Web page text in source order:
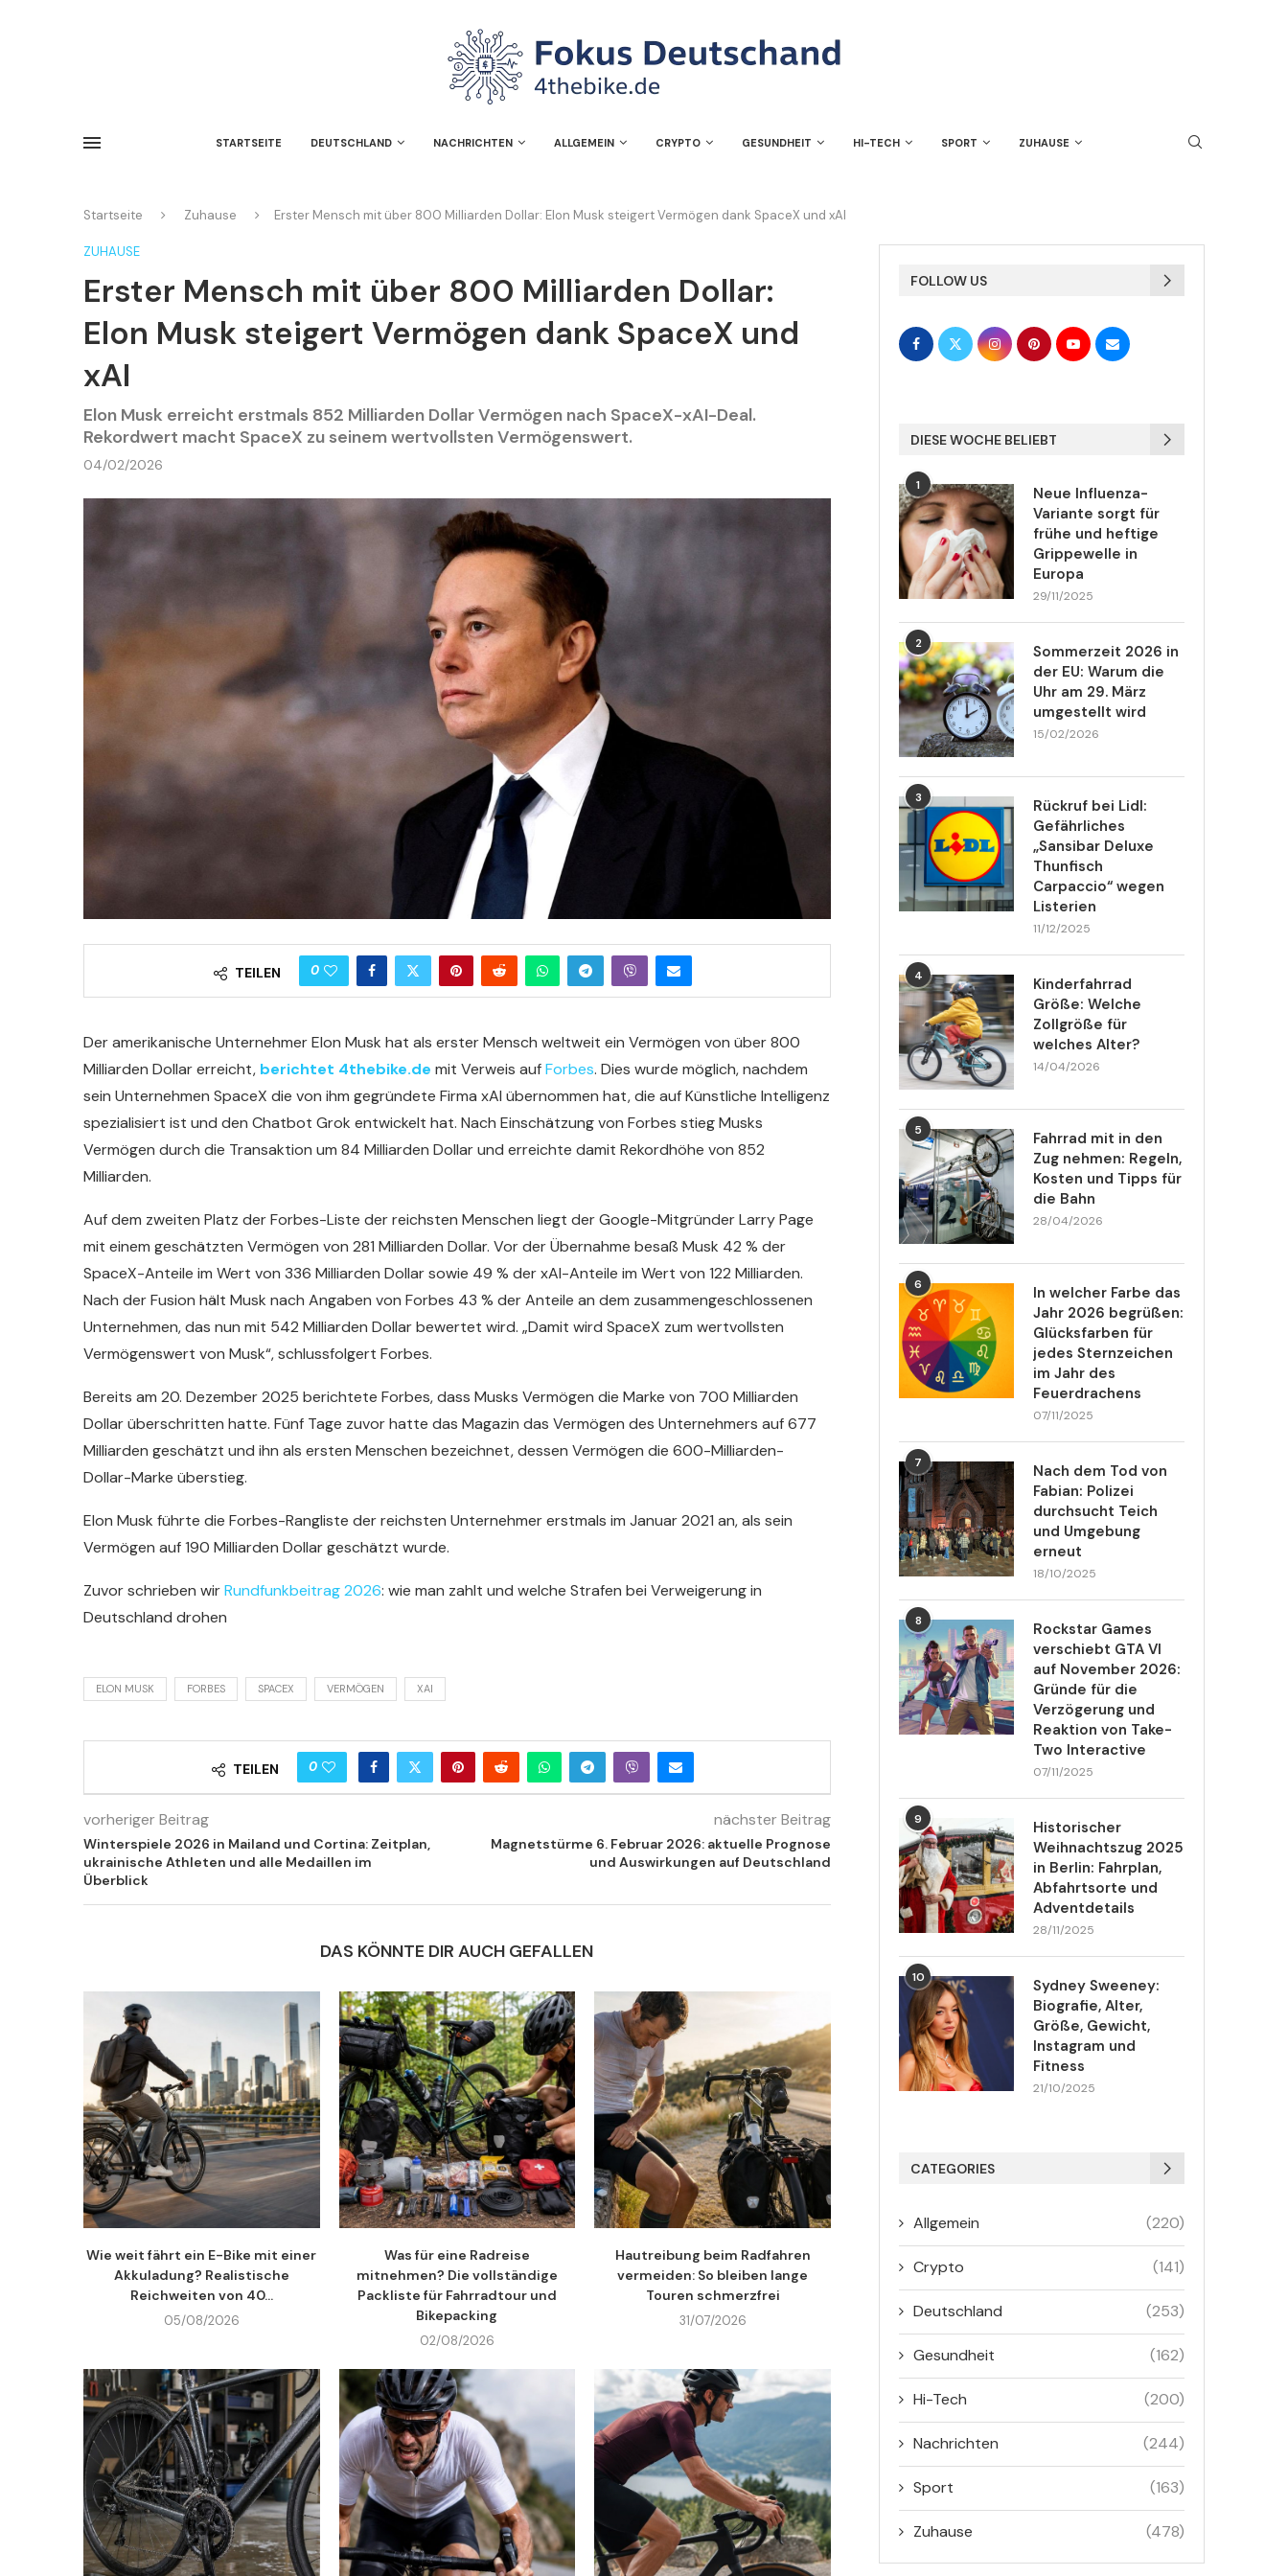
STARTSEITE DEUTSCHLAND NACHRICHTEN ALLGEMEIN CRYPTO GESUNDHEIT HI-TECH SPORT ZUHAUSE
Startseite Zuhause Erster Mensch mit über 800 Milliarden Dollar: Elon Musk steigert Vermögen dank SpaceX und xAI
ZUHAUSE
Erster Mensch mit über 800 Milliarden Dollar:
Elon Musk steigert Vermögen dank SpaceX und
xAI
Elon Musk erreicht erstmals 852 Milliarden Dollar Vermögen nach SpaceX-xAI-Deal.
Rekordwert macht SpaceX zu seinem wertvollsten Vermögenswert.
04/02/2026
TEILEN 0
Der amerikanische Unternehmer Elon Musk hat als erster Mensch weltweit ein Vermögen von über 800
Milliarden Dollar erreicht, berichtet 4thebike.de mit Verweis aufForbes. Dies wurde möglich, nachdem
sein Unternehmen SpaceX die von ihm gegründete Firma xAI übernommen hat, die auf Künstliche Intelligenz
spezialisiert ist und den Chatbot Grok entwickelt hat. Nach Einschätzung von Forbes stieg Musks
Vermögen durch die Transaktion um 84 Milliarden Dollar und erreichte damit Rekordhöhe von 852
Milliarden.
Auf dem zweiten Platz der Forbes-Liste der reichsten Menschen liegt der Google-Mitgründer Larry Page
mit einem geschätzten Vermögen von 281 Milliarden Dollar. Vor der Übernahme besaß Musk 42 % der
SpaceX-Anteile im Wert von 336 Milliarden Dollar sowie 49 % der xAI-Anteile im Wert von 122 Milliarden.
Nach der Fusion hält Musk nach Angaben von Forbes 43 % der Anteile an dem zusammengeschlossenen
Unternehmen, das nun mit 542 Milliarden Dollar bewertet wird. „Damit wird SpaceX zum wertvollsten
Vermögenswert von Musk“, schlussfolgert Forbes.
Bereits am 20. Dezember 2025 berichtete Forbes, dass Musks Vermögen die Marke von 700 Milliarden
Dollar überschritten hatte. Fünf Tage zuvor hatte das Magazin das Vermögen des Unternehmers auf 677
Milliarden geschätzt und ihn als ersten Menschen bezeichnet, dessen Vermögen die 600-Milliarden-
Dollar-Marke überstieg.
Elon Musk führte die Forbes-Rangliste der reichsten Unternehmer erstmals im Januar 2021 an, als sein
Vermögen auf 190 Milliarden Dollar geschätzt wurde.
Zuvor schrieben wirRundfunkbeitrag 2026: wie man zahlt und welche Strafen bei Verweigerung in
Deutschland drohen
ELON MUSK FORBES SPACEX VERMÖGEN XAI
TEILEN 0
vorheriger Beitrag
Winterspiele 2026 in Mailand und Cortina: Zeitplan,
ukrainische Athleten und alle Medaillen im
Überblick
nächster Beitrag
Magnetstürme 6. Februar 2026: aktuelle Prognose
und Auswirkungen auf Deutschland
DAS KÖNNTE DIR AUCH GEFALLEN
Wie weit fährt ein E-Bike mit einer
Akkuladung? Realistische
Reichweiten von 40...
05/08/2026
Was für eine Radreise
mitnehmen? Die vollständige
Packliste für Fahrradtour und
Bikepacking
02/08/2026
Hautreibung beim Radfahren
vermeiden: So bleiben lange
Touren schmerzfrei
31/07/2026
FOLLOW US
DIESE WOCHE BELIEBT
1
Neue Influenza-
Variante sorgt für
frühe und heftige
Grippewelle in
Europa
29/11/2025
2
Sommerzeit 2026 in
der EU: Warum die
Uhr am 29. März
umgestellt wird
15/02/2026
3
Rückruf bei Lidl:
Gefährliches
„Sansibar Deluxe
Thunfisch
Carpaccio“ wegen
Listerien
11/12/2025
4
Kinderfahrrad
Größe: Welche
Zollgröße für
welches Alter?
14/04/2026
5
Fahrrad mit in den
Zug nehmen: Regeln,
Kosten und Tipps für
die Bahn
28/04/2026
6
In welcher Farbe das
Jahr 2026 begrüßen:
Glücksfarben für
jedes Sternzeichen
im Jahr des
Feuerdrachens
07/11/2025
7
Nach dem Tod von
Fabian: Polizei
durchsucht Teich
und Umgebung
erneut
18/10/2025
8
Rockstar Games
verschiebt GTA VI
auf November 2026:
Gründe für die
Verzögerung und
Reaktion von Take-
Two Interactive
07/11/2025
9
Historischer
Weihnachtszug 2025
in Berlin: Fahrplan,
Abfahrtsorte und
Adventdetails
28/11/2025
10
Sydney Sweeney:
Biografie, Alter,
Größe, Gewicht,
Instagram und
Fitness
21/10/2025
CATEGORIES
Allgemein (220)
Crypto (141)
Deutschland (253)
Gesundheit (162)
Hi-Tech (200)
Nachrichten (244)
Sport (163)
Zuhause (478)